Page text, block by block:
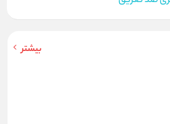
بیشتر